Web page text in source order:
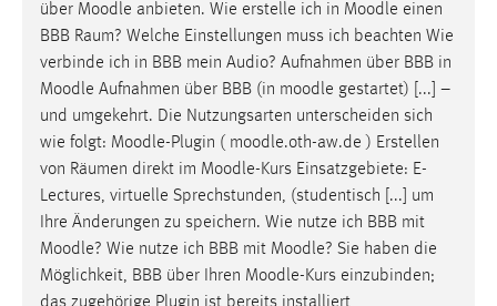
über Moodle anbieten. Wie erstelle ich in Moodle einen
BBB Raum? Welche Einstellungen muss ich beachten Wie
verbinde ich in BBB mein Audio? Aufnahmen über BBB in
Moodle Aufnahmen über BBB (in moodle gestartet) [...] –
und umgekehrt. Die Nutzungsarten unterscheiden sich
wie folgt: Moodle-Plugin ( moodle.oth-aw.de ) Erstellen
von Räumen direkt im Moodle-Kurs Einsatzgebiete: E-
Lectures, virtuelle Sprechstunden, (studentisch [...] um
Ihre Änderungen zu speichern. Wie nutze ich BBB mit
Moodle? Wie nutze ich BBB mit Moodle? Sie haben die
Möglichkeit, BBB über Ihren Moodle-Kurs einzubinden;